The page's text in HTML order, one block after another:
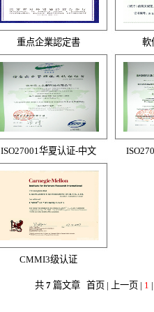
重点企業認定書 軟
ISO27001华夏认证-中文
CMMI3级认证
共 7 篇文章 首页 | 上一页 | 1